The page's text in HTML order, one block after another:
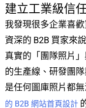
建立工業級信
我發現很多企業喜
資深的 B2B 買家來
真實的「團隊照片
的生產線、研發團
是任何圖庫照片都
的 B2B 網站首頁設計